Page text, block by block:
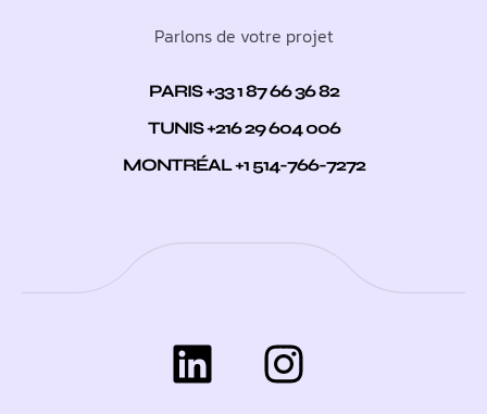
Parlons de votre projet
PARIS +33 1 87 66 36 82
TUNIS +216 29 604 006
MONTRÉAL +1 514-766-7272